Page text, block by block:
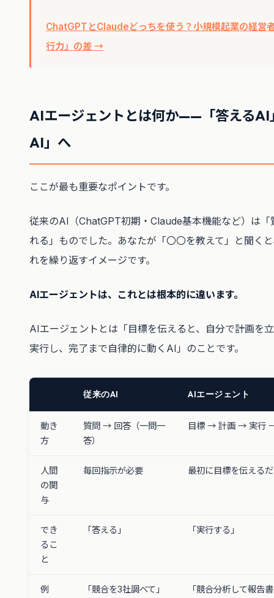
ChatGPTとClaudeどっちを使う？小規模起業の経営
行力」の差 →
AIエージェントとは何か——「答えるAI
AI」へ
ここが最も重要なポイントです。
従来のAI（ChatGPT初期・Claude基本機能など）は「
れる」ものでした。あなたが「〇〇を教えて」と聞く
れを繰り返すイメージです。
AIエージェントは、これとは根本的に違います。
AIエージェントとは「目標を伝えると、自分で計画を
実行し、完了まで自律的に動くAI」のことです。
従来のAI AIエージェント
動き
方
質問 → 回答（一問一
答）
目標 → 計画 → 実行
人間
の関
与
毎回指示が必要 最初に目標を伝える
でき
るこ
と
「答える」 「実行する」
例 「競合を3社調べて」 「競合分析して報告